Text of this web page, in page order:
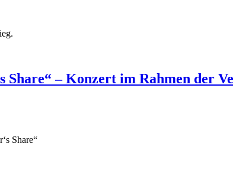
– Konzert im Rahmen der
Share“